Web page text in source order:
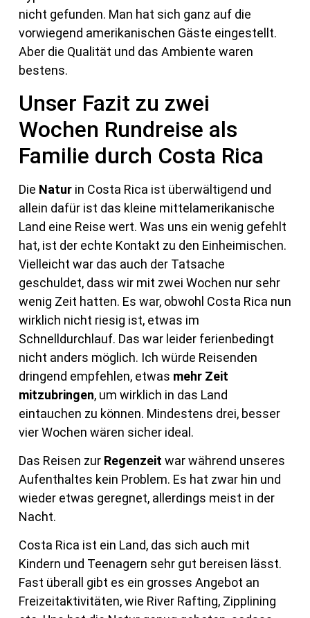
nicht gefunden. Man hat sich ganz auf die
vorwiegend amerikanischen Gäste eingestellt.
Aber die Qualität und das Ambiente waren
bestens.
Unser Fazit zu zwei
Wochen Rundreise als
Familie durch Costa Rica
Die Naturin Costa Rica ist überwältigend und
allein dafür ist das kleine mittelamerikanische
Land eine Reise wert. Was uns ein wenig gefehlt
hat, ist der echte Kontakt zu den Einheimischen.
Vielleicht war das auch der Tatsache
geschuldet, dass wir mit zwei Wochen nur sehr
wenig Zeit hatten. Es war, obwohl Costa Rica nun
wirklich nicht riesig ist, etwas im
Schnelldurchlauf. Das war leider ferienbedingt
nicht anders möglich. Ich würde Reisenden
dringend empfehlen, etwas mehr Zeit
mitzubringen, um wirklich in das Land
eintauchen zu können. Mindestens drei, besser
vier Wochen wären sicher ideal.
Das Reisen zur Regenzeit war während unseres
Aufenthaltes kein Problem. Es hat zwar hin und
wieder etwas geregnet, allerdings meist in der
Nacht.
Costa Rica ist ein Land, das sich auch mit
Kindern und Teenagern sehr gut bereisen lässt.
Fast überall gibt es ein grosses Angebot an
Freizeitaktivitäten, wie River Rafting, Zipplining